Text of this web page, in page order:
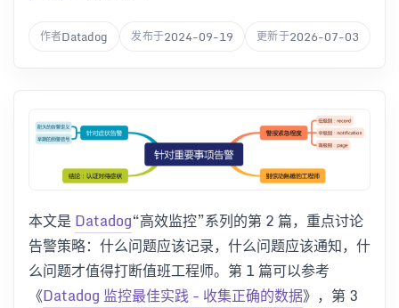
作者Datadog 发布于2024-09-19 更新于2026-07-03
本文是Datadog“高效监控”系列的第 2 篇，重点讨论
告警策略：什么问题应该记录，什么问题应该通知，什
么问题才值得打断值班工程师。第 1 篇可以参考
《Datadog 监控最佳实践 - 收集正确的数据》，第 3